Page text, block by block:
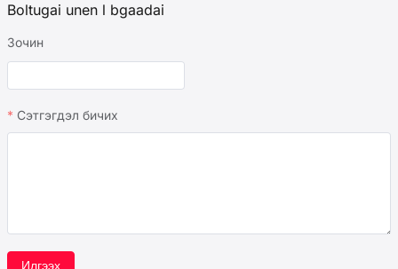
Boltugai unen l bgaadai
Зочин
Сэтгэгдэл бичих
Илгээх